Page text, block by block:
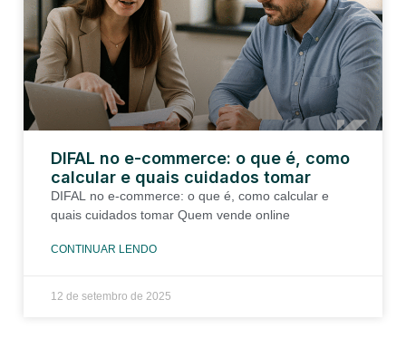
DIFAL no e-commerce: o que é, como
calcular e quais cuidados tomar
DIFAL no e-commerce: o que é, como calcular e
quais cuidados tomar Quem vende online
CONTINUAR LENDO
12 de setembro de 2025